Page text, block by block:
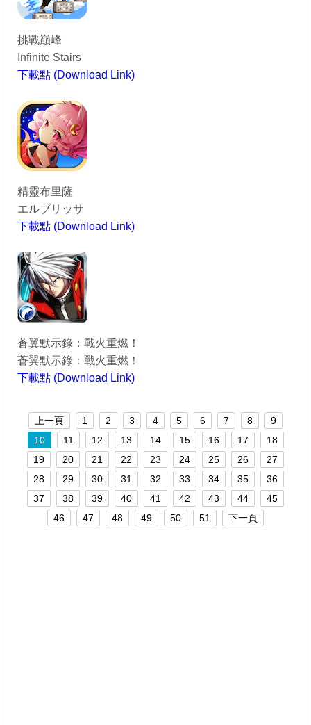
挑戰巔峰
Infinite Stairs
下載點 (Download Link)
精靈布里薩
エルブリッサ
下載點 (Download Link)
蒼翼默示錄：戰火重燃！
蒼翼默示錄：戰火重燃！
下載點 (Download Link)
上一頁 1 2 3 4 5 6 7 8
9
10
11 12 13 14 15 16 17
18
19
20 21 22 23 24 25 26
27
28
29 30 31 32 33 34 35
36
37
38 39 40 41 42 43 44
45
46
47 48 49 50 51 下一頁